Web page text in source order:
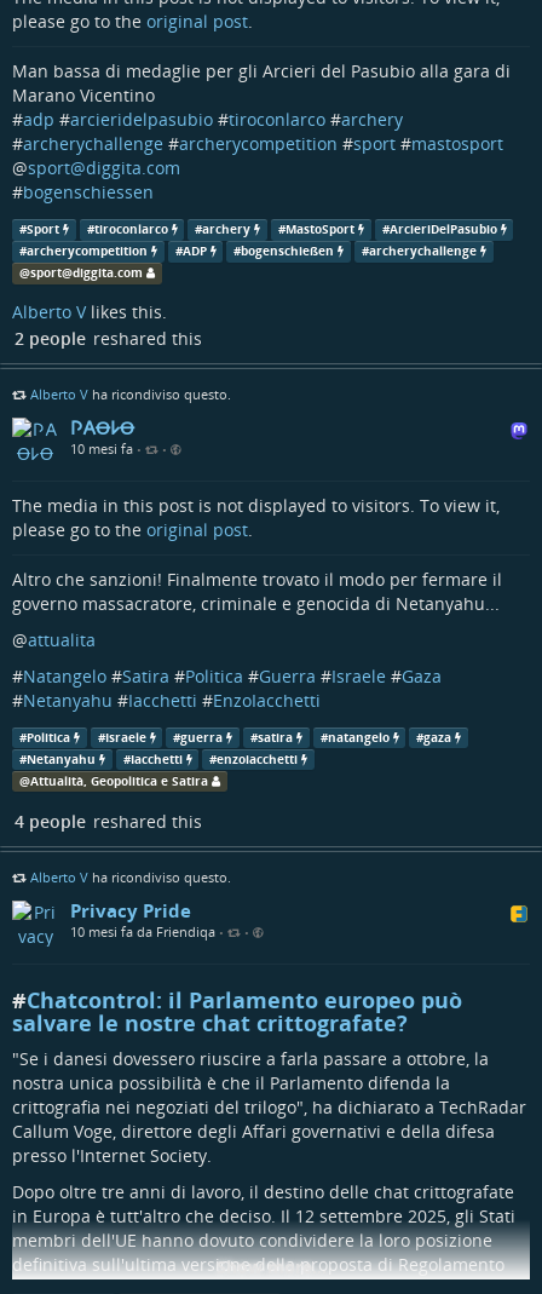
please go to the original post.
Man bassa di medaglie per gli Arcieri del Pasubio alla gara di
Marano Vicentino
#adp #arcieridelpasubio #tiroconlarco #archery
#archerychallenge #archerycompetition #sport #mastosport
@sport@diggita.com
#bogenschiessen
#Sport #tiroconlarco #archery #MastoSport #ArcieriDelPasubio
#archerycompetition #ADP #bogenschießen #archerychallenge
@sport@diggita.com
Alberto Vlikes this.
2 people reshared this
Alberto V ha ricondiviso questo.
𐌐𐌀Ꝋ𐌋Ꝋ
10 mesi fa • •
The media in this post is not displayed to visitors. To view it,
please go to the original post
Altro che sanzioni! Finalmente trovato il modo per fermare il
governo massacratore, criminale e genocida di Netanyahu...
@attualita
#Natangelo #Satira #Politica #Guerra #Israele #Gaza
#Netanyahu #Iacchetti #EnzoIacchetti
#Politica #Israele #guerra #satira #natangelo #gaza
#Netanyahu #Iacchetti #enzoiacchetti
@Attualità, Geopolitica e Satira
4 people reshared this
Alberto V ha ricondiviso questo.
Privacy Pride
10 mesi fa da Friendiqa • •
#Chatcontrol: il Parlamento europeo può
salvare le nostre chat crittografate?
"Se i danesi dovessero riuscire a farla passare a ottobre, la
nostra unica possibilità è che il Parlamento difenda la
crittografia nei negoziati del trilogo", ha dichiarato a TechRadar
Callum Voge, direttore degli Affari governativi e della difesa
presso l'Internet Society.
Dopo oltre tre anni di lavoro, il destino delle chat crittografate
in Europa è tutt'altro che deciso. Il 12 settembre 2025, gli Stati
membri dell'UE hanno dovuto condividere la loro posizione
definitiva sull'ultima versione della proposta di Regolamento
Show more...